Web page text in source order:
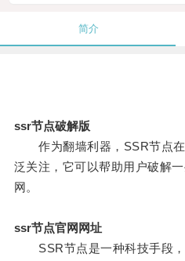
简介
ssr节点破解版
作为翻墙利器，SSR节点在
泛关注，它可以帮助用户破解
网。
ssr节点官网网址
SSR节点是一种科技手段，